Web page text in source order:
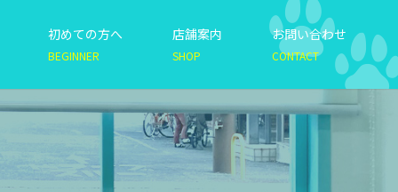
初めての方へ
BEGINNER
店舗案内
SHOP
お問い合わせ
CONTACT